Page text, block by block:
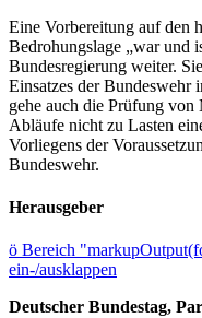
Eine Vorbereitung auf den
Bedrohungslage „war und
Bundesregierung weiter.
Einsatzes der Bundeswehr
gehe auch die Prüfung
Abläufe nicht zu Lasten
Vorliegens der
Bundeswehr.
Herausgeber
ö Bereich
ein-/ausklappen
Deutscher Bundestag,